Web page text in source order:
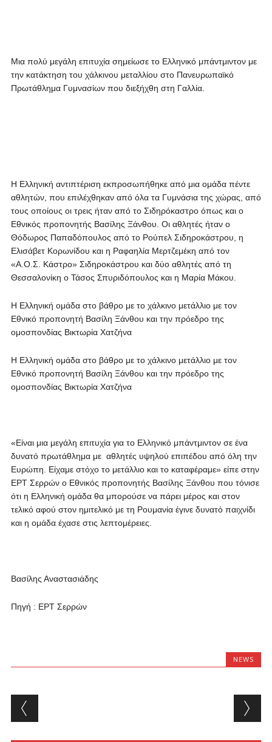
Μια πολύ μεγάλη επιτυχία σημείωσε το Ελληνικό μπάντμιντον με
την κατάκτηση του χάλκινου μεταλλίου στο Πανευρωπαϊκό
Πρωτάθλημα Γυμνασίων που διεξήχθη στη Γαλλία.
Η Ελληνική αντιπτέριση εκπροσωπήθηκε από μια ομάδα πέντε
αθλητών, που επιλέχθηκαν από όλα τα Γυμνάσια της χώρας, από
τους οποίους οι τρεις ήταν από το Σιδηρόκαστρο όπως και ο
Εθνικός προπονητής Βασίλης Ξάνθου. Οι αθλητές ήταν ο
Θόδωρος Παπαδόπουλος από το Ρούπελ Σιδηροκάστρου, η
Ελισάβετ Κορωνίδου και η Ραφαηλία Μερτζεμέκη από τον
«Α.Ο.Σ. Κάστρο» Σιδηροκάστρου και δύο αθλητές από τη
Θεσσαλονίκη ο Τάσος Σπυριδόπουλος και η Μαρία Μάκου.
Η Ελληνική ομάδα στο βάθρο με το χάλκινο μετάλλιο με τον
Εθνικό προπονητή Βασίλη Ξάνθου και την πρόεδρο της
ομοσπονδίας Βικτωρία Χατζήνα
Η Ελληνική ομάδα στο βάθρο με το χάλκινο μετάλλιο με τον
Εθνικό προπονητή Βασίλη Ξάνθου και την πρόεδρο της
ομοσπονδίας Βικτωρία Χατζήνα
«Είναι μια μεγάλη επιτυχία για το Ελληνικό μπάντμιντον σε ένα
δυνατό πρωτάθλημα με αθλητές υψηλού επιπέδου από όλη την
Ευρώπη. Είχαμε στόχο το μετάλλιο και το καταφέραμε» είπε στην
ΕΡΤ Σερρών ο Εθνικός προπονητής Βασίλης Ξάνθου που τόνισε
ότι η Ελληνική ομάδα θα μπορούσε να πάρει μέρος και στον
τελικό αφού στον ημιτελικό με τη Ρουμανία έγινε δυνατό παιχνίδι
και η ομάδα έχασε στις λεπτομέρειες.
Βασίλης Αναστασιάδης
Πηγή : ΕΡΤ Σερρών
NEWS
Post navigation